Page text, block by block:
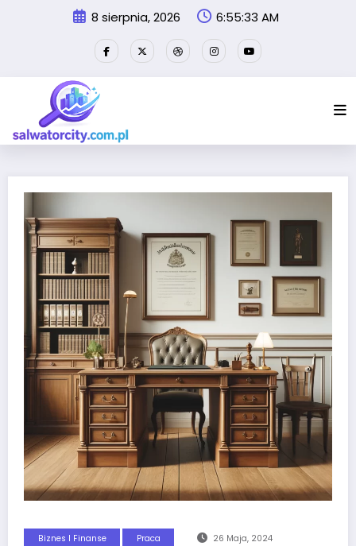
8 sierpnia, 2026 6:55:33 AM
Biznes I Finanse Praca 26 Maja, 2024